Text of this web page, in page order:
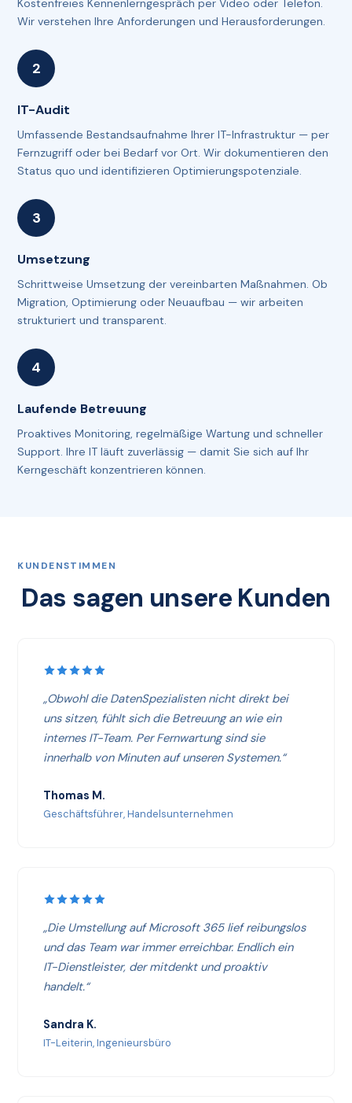
Kostenfreies Kennenlerngespräch per Video oder Telefon.
Wir verstehen Ihre Anforderungen und Herausforderungen.
IT-Audit
Umfassende Bestandsaufnahme Ihrer IT-Infrastruktur — per
Fernzugriff oder bei Bedarf vor Ort. Wir dokumentieren den
Status quo und identifizieren Optimierungspotenziale.
Umsetzung
Schrittweise Umsetzung der vereinbarten Maßnahmen. Ob
Migration, Optimierung oder Neuaufbau — wir arbeiten
strukturiert und transparent.
Laufende Betreuung
Proaktives Monitoring, regelmäßige Wartung und schneller
Support. Ihre IT läuft zuverlässig — damit Sie sich auf Ihr
Kerngeschäft konzentrieren können.
KUNDENSTIMMEN
Das sagen unsere Kunden
„Obwohl die DatenSpezialisten nicht direkt bei
uns sitzen, fühlt sich die Betreuung an wie ein
internes IT-Team. Per Fernwartung sind sie
innerhalb von Minuten auf unseren Systemen.“
Thomas M.
Geschäftsführer, Handelsunternehmen
„Die Umstellung auf Microsoft 365 lief reibungslos
und das Team war immer erreichbar. Endlich ein
IT-Dienstleister, der mitdenkt und proaktiv
handelt.“
Sandra K.
IT-Leiterin, Ingenieursbüro